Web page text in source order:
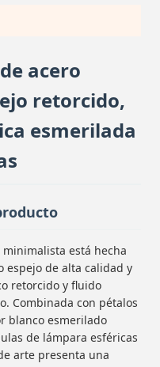
acero
retorcido,
esmerilada
está hecha
espejo de alta calidad y
retorcido y fluido
Combinada con pétalos
blanco esmerilado
de lámpara esféricas
arte presenta una